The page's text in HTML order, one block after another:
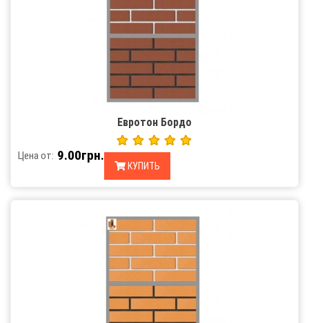
Евротон Бордо
Цена от: 9.00грн.
КУПИТЬ